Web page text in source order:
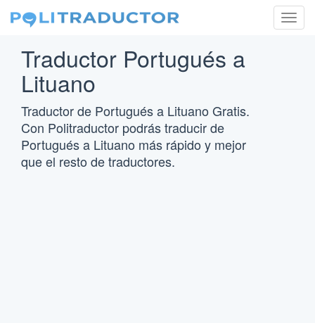
Traductor Portugués a
Lituano
Traductor de Portugués a Lituano Gratis.
Con Politraductor podrás traducir de
Portugués a Lituano más rápido y mejor
que el resto de traductores.